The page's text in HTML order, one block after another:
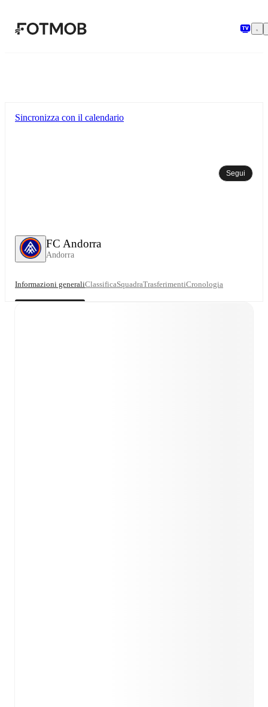
FC Andorra
Andorra
Sincronizza con il calendario
Segui
Informazioni generaliClassificaSquadraTrasferimentiCronologia